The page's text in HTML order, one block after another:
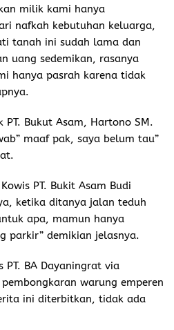
milik kami hanya
nafkah kebutuhan keluarga,
tanah ini sudah lama dan
uang sedemikan, rasanya
hanya pasrah karena tidak
Bukut Asam, Hartono SM.
maaf pak, saya belum tau”
PT. Bukit Asam Budi
ketika ditanya jalan teduh
apa, mamun hanya
parkir” demikian jelasnya.
BA Dayaningrat via
warung emperen
ini diterbitkan, tidak ada